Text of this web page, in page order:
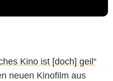
Kino ist [doch] geil“
neuen Kinofilm aus